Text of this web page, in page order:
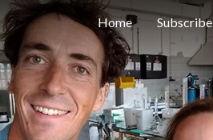
Home Subscribe